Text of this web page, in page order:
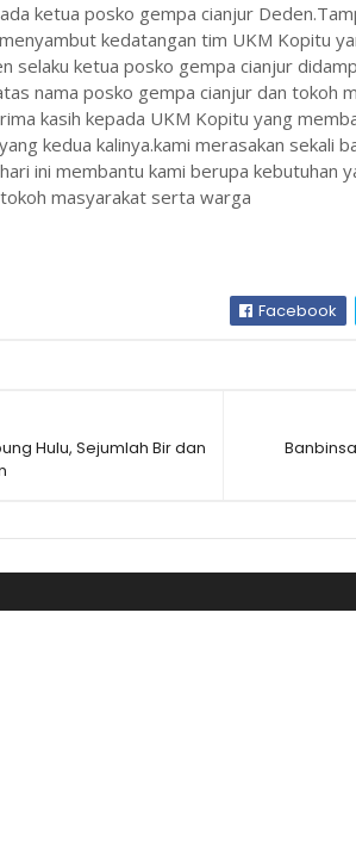
ketua posko gempa cianjur
kedatangan tim UKM Kopitu
selaku ketua posko gempa cianjur
nama posko gempa cianjur dan tokoh
kasih kepada UKM Kopitu yang
kedua kalinya.kami merasakan sekali
ini membantu kami berupa kebutuhan
masyarakat serta warga
Facebook
Hulu, Sejumlah Bir dan